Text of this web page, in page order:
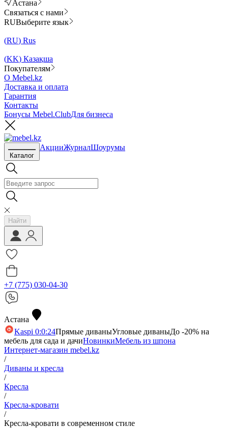
Астана
Связаться с нами
RUВыберите язык
(RU) Rus
(KK) Казақша
Покупателям
О Mebel.kz
Доставка и оплата
Гарантия
Контакты
Бонусы Mebel.ClubДля бизнеса
Каталог
АкцииЖурналШоурумы
Найти
+7 (775) 030-04-30
Астана
Kaspi 0:0:24Прямые диваныУгловые диваныДо -20% на
мебель для сада и дачиНовинкиМебель из шпона
Интернет-магазин mebel.kz
/
Диваны и кресла
/
Кресла
/
Кресла-кровати
/
Кресла-кровати в современном стиле